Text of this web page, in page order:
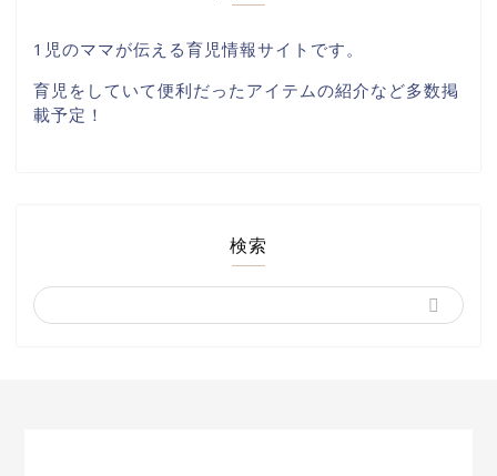
1児のママが伝える育児情報サイトです。
育児をしていて便利だったアイテムの紹介など多数掲
載予定！
検索